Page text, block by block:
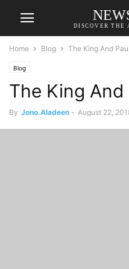
DISCOVER THE
Home Blog The King And
Blog
The King And
By Jono.Aladeen - August 22,